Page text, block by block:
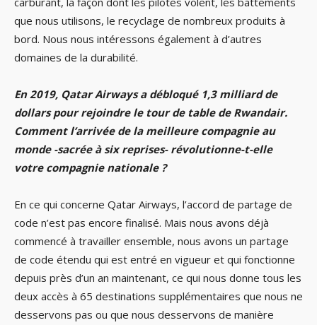
que nous utilisons, le recyclage de nombreux produits à
bord. Nous nous intéressons également à d’autres
domaines de la durabilité.
En 2019, Qatar Airways a débloqué 1,3 milliard de
dollars pour rejoindre le tour de table de Rwandair.
Comment l’arrivée de la meilleure compagnie au
monde -sacrée à six reprises- révolutionne-t-elle
votre compagnie nationale ?
En ce qui concerne Qatar Airways, l’accord de partage de
code n’est pas encore finalisé. Mais nous avons déjà
commencé à travailler ensemble, nous avons un partage
de code étendu qui est entré en vigueur et qui fonctionne
depuis près d’un an maintenant, ce qui nous donne tous les
deux accès à 65 destinations supplémentaires que nous ne
desservons pas ou que nous desservons de manière